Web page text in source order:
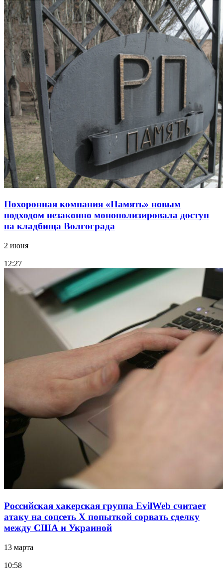
Похоронная компания «Память» новым
подходом незаконно монополизировала доступ
на кладбища Волгограда
2 июня
12:27
Российская хакерская группа EvilWeb считает
атаку на соцсеть Х попыткой сорвать сделку
между США и Украиной
13 марта
10:58